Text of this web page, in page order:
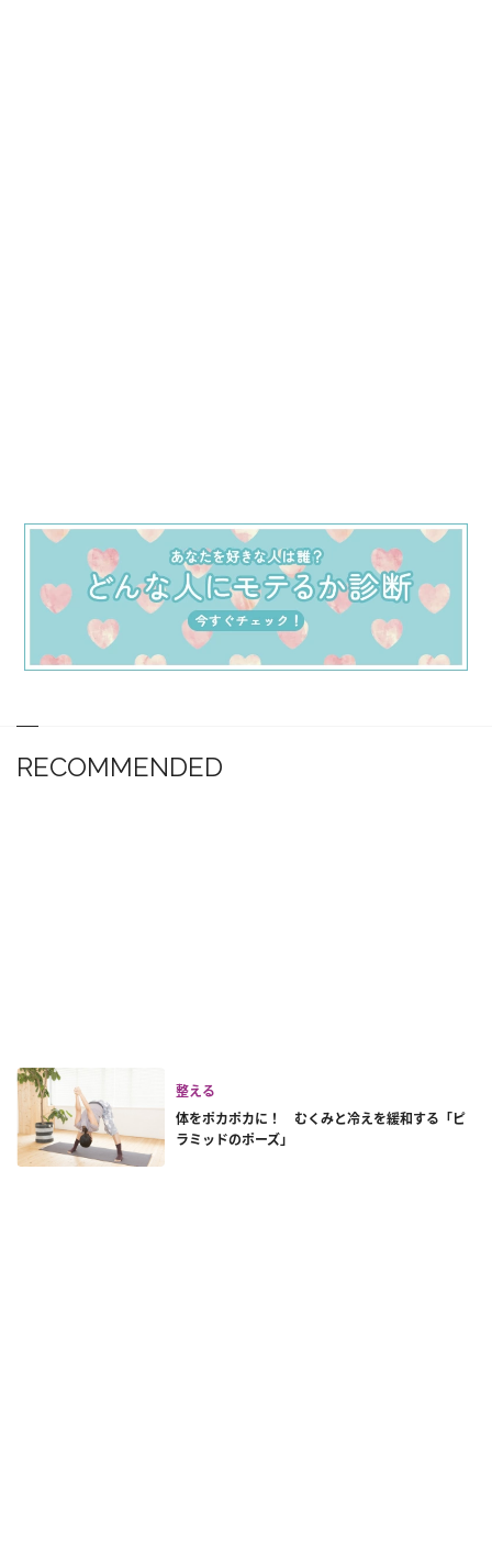
RECOMMENDED
整える
体をポカポカに！ むくみと冷えを緩和する「ピ
ラミッドのポーズ」